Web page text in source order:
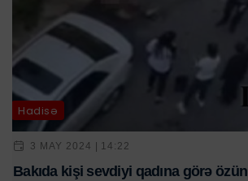
Hadisə
3 MAY 2024 | 14:22
Bakıda kişi sevdiyi qadına görə